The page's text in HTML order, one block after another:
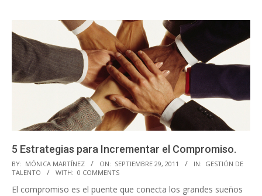
5 Estrategias para Incrementar el Compromiso.
2011-
09-
29
BY: MÓNICA MARTÍNEZ ON: SEPTIEMBRE 29, 2011 IN: GESTIÓN DE
TALENTO
WITH: 0 COMMENTS
El compromiso es el puente que conecta los grandes sueños